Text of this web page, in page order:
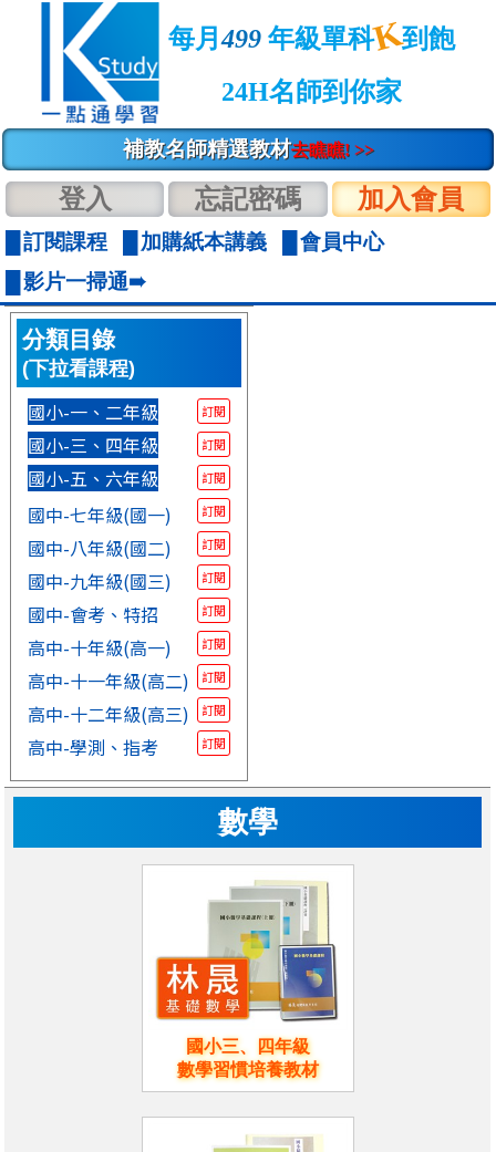
每月499年級單科K到飽
24H名師到你家
補教名師精選教材去瞧瞧! >>
登入 忘記密碼 加入會員
訂閱課程 加購紙本講義
會員中心
影片一掃通➠
分類目錄
(下拉看課程)
國小-一、二年級 訂閱
國小-三、四年級 訂閱
國小-五、六年級 訂閱
國中-七年級(國一) 訂閱
國中-八年級(國二) 訂閱
國中-九年級(國三) 訂閱
國中-會考、特招 訂閱
高中-十年級(高一) 訂閱
高中-十一年級(高二) 訂閱
高中-十二年級(高三) 訂閱
高中-學測、指考 訂閱
數學
國小三、四年級
數學習慣培養教材